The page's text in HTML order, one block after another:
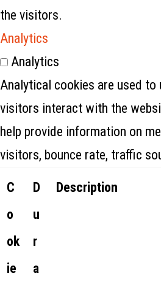
the visitors.
Analytics
Analytics
Analytical cookies are used to
visitors interact with the
help provide information on
visitors, bounce rate, traffic
C
o
ok
ie
D
u
r
a
Description